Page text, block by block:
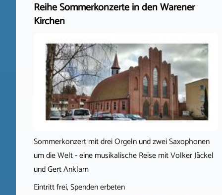
Reihe Sommerkonzerte in den Warener
Kirchen
Sommerkonzert mit drei Orgeln und zwei Saxophonen
um die Welt - eine musikalische Reise mit Volker Jäckel
und Gert Anklam
Eintritt frei, Spenden erbeten